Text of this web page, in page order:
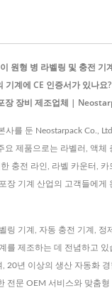
원형 병 라벨링 및 충전 기
계에 CE 인증서가 있나요
장 장비 제조업체 |
사를 둔 Neostarpack Co.,
요 제품으로는 라벨러, 액체
충전 라인, 라벨 카운터, 카
장 기계 산업의 고객들에게
링 기계, 자동 충전 기계, 정
를 제조하는 데 전념하고 있
20년 이상의 생산 자동화 경
전문 OEM 서비스와 맞춤형